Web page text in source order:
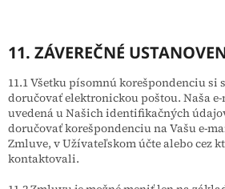
11. ZÁVEREČNÉ
11.1 Všetku písomnú korešpondenciu si
doručovať elektronickou poštou. Naša
uvedená u Našich identifikačných
doručovať korešpondenciu na Vašu e-
Zmluve, v Užívateľskom účte alebo cez
kontaktovali.